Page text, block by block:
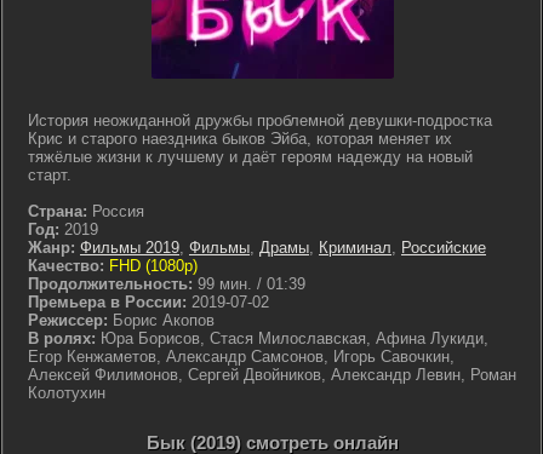
История неожиданной дружбы проблемной девушки-подростка
Крис и старого наездника быков Эйба, которая меняет их
тяжёлые жизни к лучшему и даёт героям надежду на новый
старт.
Страна: Россия
Год: 2019
Жанр: Фильмы 2019, Фильмы, Драмы, Криминал, Российские
Качество: FHD (1080p)
Продолжительность: 99 мин. / 01:39
Премьера в России: 2019-07-02
Режиссер: Борис Акопов
В ролях: Юра Борисов, Стася Милославская, Афина Лукиди,
Егор Кенжаметов, Александр Самсонов, Игорь Савочкин,
Алексей Филимонов, Сергей Двойников, Александр Левин, Роман
Колотухин
Бык (2019) смотреть онлайн